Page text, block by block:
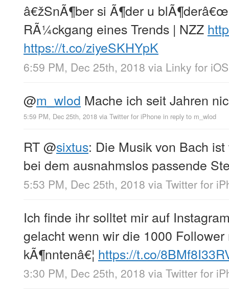
â€žSnÃ¶ber si Ã¶der u
RÃ¼ckgang eines Trends | NZZ
https://t.co/ziyeSKHYpK
6:59 PM, Dec 25th, 2018 via Linky for iOS
@m_wlod Mache ich seit Jahren
5:59 PM, Dec 25th, 2018 via Twitter for iPhone in reply to m_wlod
RT@sixtus: Die Musik von Bach
bei dem ausnahmslos passende
5:53 PM, Dec 25th, 2018 via Twitter for
Ich finde ihr solltet mir auf
gelacht wenn wir die 1000 Follower
kÃ¶nntenâ€¦ https://t.co/
3:30 PM, Dec 25th, 2018 via Twitter for